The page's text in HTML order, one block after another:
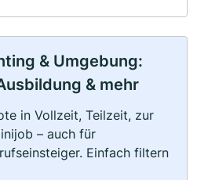
& Umgebung:
& mehr
in Vollzeit, Teilzeit, zur
– auch für
Einfach filtern